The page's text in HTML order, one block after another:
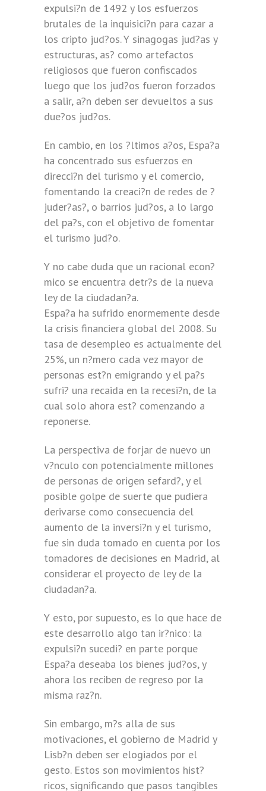
expulsi?n de 1492 y los esfuerzos
brutales de la inquisici?n para cazar a
los cripto jud?os. Y sinagogas jud?as y
estructuras, as? como artefactos
religiosos que fueron confiscados
luego que los jud?os fueron forzados
a salir, a?n deben ser devueltos a sus
due?os jud?os.
En cambio, en los ?ltimos a?os, Espa?a
ha concentrado sus esfuerzos en
direcci?n del turismo y el comercio,
fomentando la creaci?n de redes de ?
juder?as?, o barrios jud?os, a lo largo
del pa?s, con el objetivo de fomentar
el turismo jud?o.
Y no cabe duda que un racional econ?
mico se encuentra detr?s de la nueva
ley de la ciudadan?a.
Espa?a ha sufrido enormemente desde
la crisis financiera global del 2008. Su
tasa de desempleo es actualmente del
25%, un n?mero cada vez mayor de
personas est?n emigrando y el pa?s
sufri? una recaida en la recesi?n, de la
cual solo ahora est? comenzando a
reponerse.
La perspectiva de forjar de nuevo un
v?nculo con potencialmente millones
de personas de origen sefard?, y el
posible golpe de suerte que pudiera
derivarse como consecuencia del
aumento de la inversi?n y el turismo,
fue sin duda tomado en cuenta por los
tomadores de decisiones en Madrid, al
considerar el proyecto de ley de la
ciudadan?a.
Y esto, por supuesto, es lo que hace de
este desarrollo algo tan ir?nico: la
expulsi?n sucedi? en parte porque
Espa?a deseaba los bienes jud?os, y
ahora los reciben de regreso por la
misma raz?n.
Sin embargo, m?s alla de sus
motivaciones, el gobierno de Madrid y
Lisb?n deben ser elogiados por el
gesto. Estos son movimientos hist?
ricos, significando que pasos tangibles